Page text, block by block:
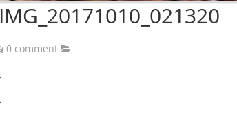
IMG_20171010_021320
0 comment